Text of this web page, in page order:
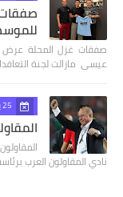
صفقات غزل المحلة
عيسى مازالت لجنة
25 يوليو 2026
نادي المقاولون العرب